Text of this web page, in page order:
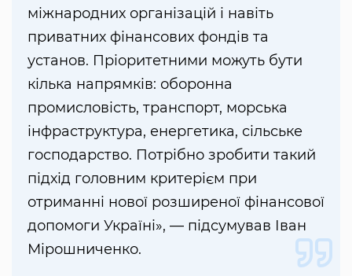
міжнародних організацій і навіть
приватних фінансових фондів та
установ. Пріоритетними можуть бути
кілька напрямків: оборонна
промисловість, транспорт, морська
інфраструктура, енергетика, сільське
господарство. Потрібно зробити такий
підхід головним критерієм при
отриманні нової розширеної фінансової
допомоги Україні», — підсумував Іван
Мірошниченко.